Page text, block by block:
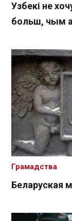
Узбекі не
больш, чым
Беларуская
Грамадства